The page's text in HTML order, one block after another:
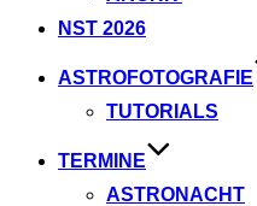
NST 2026
ASTROFOTOGRAFIE
TUTORIALS
TERMINE
ASTRONACHT